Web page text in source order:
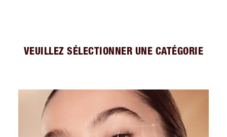
VEUILLEZ SÉLECTIONNER UNE CATÉGORIE